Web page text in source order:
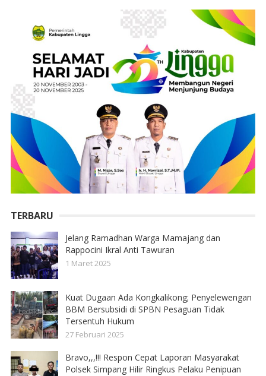
TERBARU
Jelang Ramadhan Warga Mamajang dan
Rappocini Ikral Anti Tawuran
1 Maret 2025
Kuat Dugaan Ada Kongkalikong; Penyelewengan
BBM Bersubsidi di SPBN Pesaguan Tidak
Tersentuh Hukum
27 Februari 2025
Bravo,,,!!! Respon Cepat Laporan Masyarakat
Polsek Simpang Hilir Ringkus Pelaku Penipuan